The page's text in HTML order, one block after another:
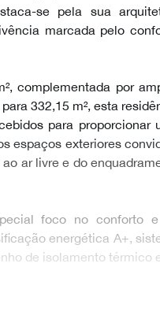
se pela sua
marcada pelo
complementada por
332,15 m², esta
para proporcionar
espaços exteriores
ar livre e do
foco no conforto
energética A+,
de isolamento térmico